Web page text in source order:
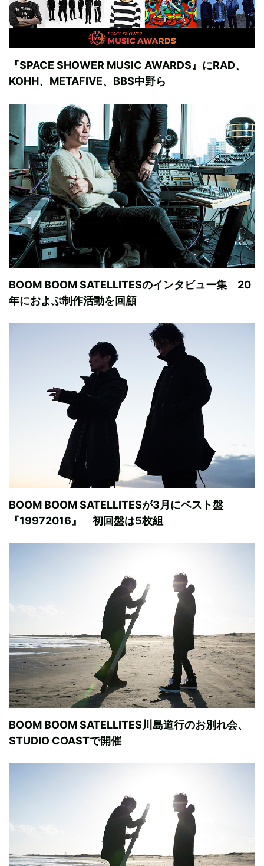
『SPACE SHOWER MUSIC AWARDS』にRAD、
KOHH、METAFIVE、BBS中野ら
BOOM BOOM SATELLITESのインタビュー集 20
年におよぶ制作活動を回顧
BOOM BOOM SATELLITESが3月にベスト盤
『19972016』 初回盤は5枚組
BOOM BOOM SATELLITES川島道行のお別れ会、
STUDIO COASTで開催